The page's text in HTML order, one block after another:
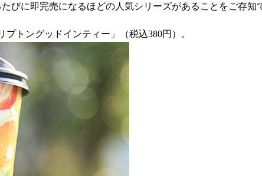
びに即完売になるほどの人気シリーズがあることをご存知
トングッドインティー」（税込380円）。